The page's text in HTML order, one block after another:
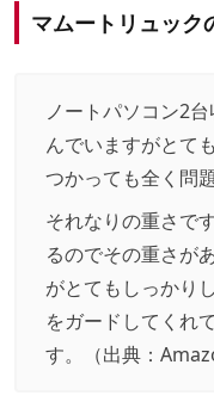
マムートリュック
ノートパソコン2
んでいますがとて
つかっても全く問
それなりの重さで
るのでその重さが
がとてもしっかり
をガードしてくれ
す。（出典：